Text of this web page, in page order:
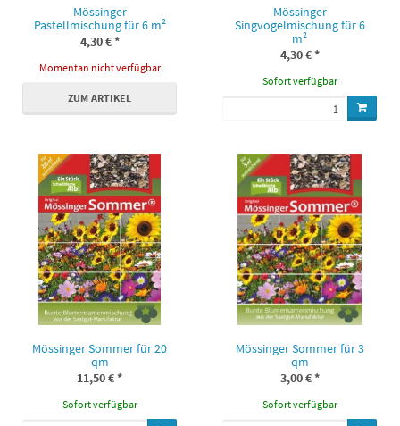
Mössinger
Pastellmischung für 6 m²
4,30 €*
Momentan nicht verfügbar
ZUM ARTIKEL
Mössinger
Singvogelmischung für 6
m²
4,30 €*
Sofort verfügbar
Mössinger Sommer für 20
qm
11,50 €*
Sofort verfügbar
Mössinger Sommer für 3
qm
3,00 €*
Sofort verfügbar